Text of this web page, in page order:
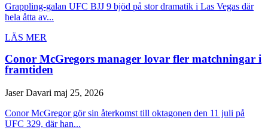
Grappling-galan UFC BJJ 9 bjöd på stor dramatik i Las Vegas där
hela åtta av...
LÄS MER
Conor McGregors manager lovar fler matchningar i
framtiden
Jaser Davari maj 25, 2026
Conor McGregor gör sin återkomst till oktagonen den 11 juli på
UFC 329, där han...